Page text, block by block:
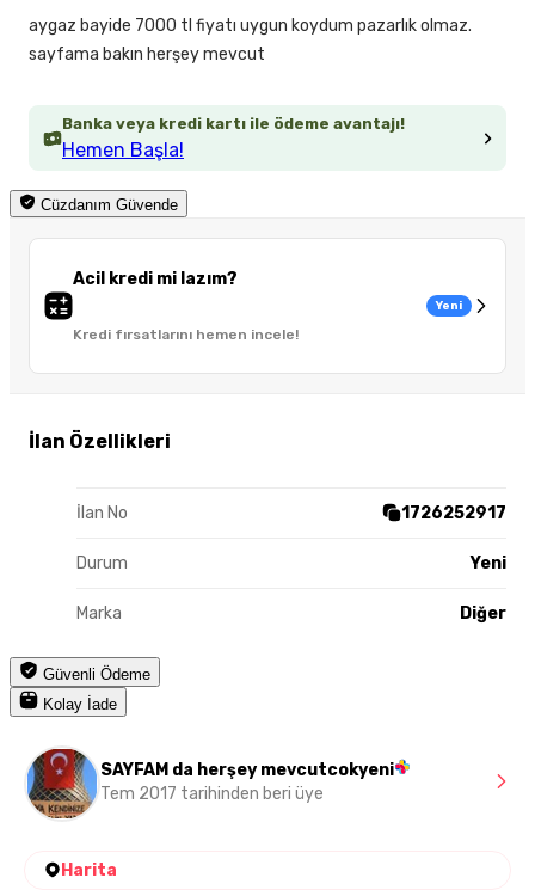
Banka veya kredi kartı ile ödeme avantajı!
Hemen Başla!
Cüzdanım Güvende
Acil kredi mi lazım?
Kredi fırsatlarını hemen incele!
Yeni
İlan Özellikleri
İlan No 1726252917
Durum Yeni
Marka Diğer
Güvenli Ödeme
Kolay İade
aygaz bayide 7000 tl fiyatı uygun koydum pazarlık olmaz.
sayfama bakın herşey mevcut
SAYFAM da herşey mevcutcokyeni
Tem 2017 tarihinden beri üye
Harita